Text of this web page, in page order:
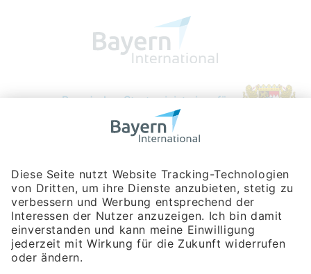
Bayerische Gesellschaft für Internationale
Rosenheimer Str. 143C
81671 München
Tel:+49 180 5949260
(Festnetz 14 ct/min, Mobil max. 42 ct/min)
Hotline